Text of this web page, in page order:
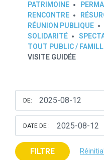
PATRIMOINE
RENCONTRE
RÉUNION PUBLIQUE
SOLIDARITÉ
TOUT PUBLIC /
VISITE GUIDÉE
DE:
DATE DE :
FILTRE